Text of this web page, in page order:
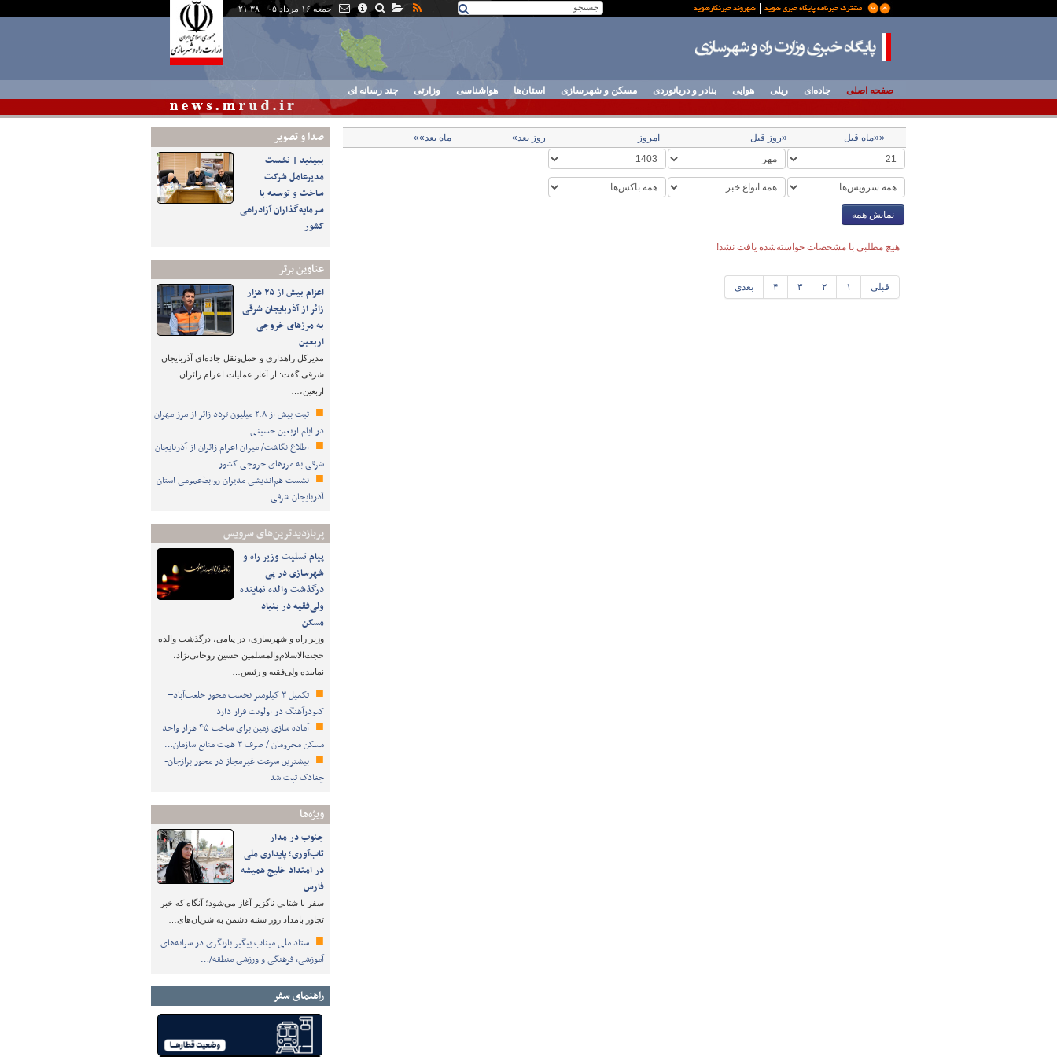
جمعه ۱۶ مرداد ۰۵ - ۲۱:۳۸
صفحه اصلی جاده‌ای ریلی هوایی بنادر و دریانوردی مسکن و شهرسازی استان‌ها هواشناسی وزارتی چند رسانه ای
صدا و تصوير
ببینید | نشست
مدیرعامل شرکت
ساخت و توسعه با
سرمایه‌گذاران آزادراهی
کشور
عناوین برتر
اعزام بیش از ۲۵ هزار
زائر از آذربایجان شرقی
به مرزهای خروجی
اربعین
مدیرکل راهداری و حمل‌ونقل جاده‌ای آذربایجان
شرقی گفت: از آغاز عملیات اعزام زائران
اربعین،…
ثبت بیش از ۲.۸ میلیون تردد زائر از مرز مهران
در ایام اربعین حسینی
اطلاع نگاشت/ میزان اعزام زائران از آذربایجان
شرقی به مرزهای خروجی کشور
نشست هم‌اندیشی مدیران روابط‌عمومی استان
آذربایجان شرقی
پربازدیدترین‌های سرویس
پیام تسلیت وزیر راه و
شهرسازی در پی
درگذشت والده نماینده
ولی‌فقیه در بنیاد
مسکن
وزیر راه و شهرسازی، در پیامی، درگذشت والده
حجت‌الاسلام‌والمسلمین حسین روحانی‌نژاد،
نماینده ولی‌فقیه و رئیس…
تکمیل ۳ کیلومتر نخست محور خلعت‌آباد–
کبودرآهنگ در اولویت قرار دارد
آماده سازی زمین برای ساخت ۴۵ هزار واحد
مسکن محرومان / صرف ۳ همت منابع سازمان…
بیشترین سرعت غیرمجاز در محور برازجان-
چغادک ثبت شد
ویژه‌ها
جنوب در مدار
تاب‌آوری؛ پایداری ملی
در امتداد خلیج همیشه
فارس
سفر با شتابی ناگزیر آغاز می‌شود؛ آنگاه که خبر
تجاوز بامداد روز شنبه دشمن به شریان‌های…
ستاد ملی میناب پیگیر بازنگری در سرانه‌های
آموزشی، فرهنگی و ورزشی منطقه/…
راهنمای سفر
««ماه قبل «روز قبل امروز روز بعد» ماه بعد»»
نمایش همه
هیچ مطلبی با مشخصات خواسته‌شده یافت نشد!
قبلی ۱ ۲ ۳ ۴ بعدی